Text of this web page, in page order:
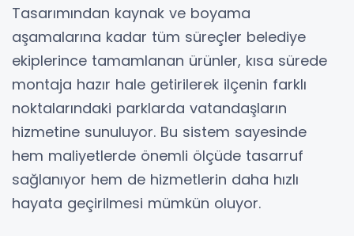
Tasarımından kaynak ve boyama
aşamalarına kadar tüm süreçler belediye
ekiplerince tamamlanan ürünler, kısa sürede
montaja hazır hale getirilerek ilçenin farklı
noktalarındaki parklarda vatandaşların
hizmetine sunuluyor. Bu sistem sayesinde
hem maliyetlerde önemli ölçüde tasarruf
sağlanıyor hem de hizmetlerin daha hızlı
hayata geçirilmesi mümkün oluyor.